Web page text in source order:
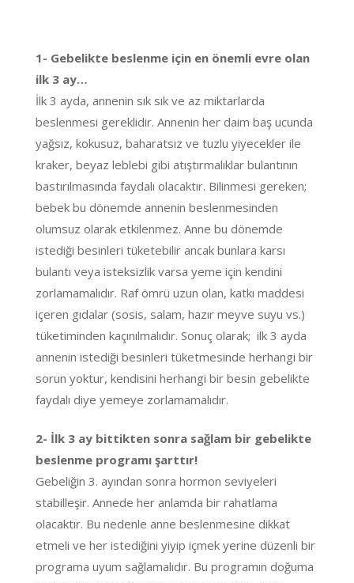
1- Gebelikte beslenme için en önemli evre olan
ilk 3 ay…
İlk 3 ayda, annenin sık sık ve az miktarlarda
beslenmesi gereklidir. Annenin her daim baş ucunda
yağsız, kokusuz, baharatsız ve tuzlu yiyecekler ile
kraker, beyaz leblebi gibi atıştırmalıklar bulantının
bastırılmasında faydalı olacaktır. Bilinmesi gereken;
bebek bu dönemde annenin beslenmesinden
olumsuz olarak etkilenmez. Anne bu dönemde
istediği besinleri tüketebilir ancak bunlara karsı
bulantı veya isteksizlik varsa yeme için kendini
zorlamamalıdır. Raf ömrü uzun olan, katkı maddesi
içeren gıdalar (sosis, salam, hazır meyve suyu vs.)
tüketiminden kaçınılmalıdır. Sonuç olarak; ilk 3 ayda
annenin istediği besinleri tüketmesinde herhangi bir
sorun yoktur, kendisini herhangi bir besin gebelikte
faydalı diye yemeye zorlamamalıdır.
2- İlk 3 ay bittikten sonra sağlam bir gebelikte
beslenme programı şarttır!
Gebeliğin 3. ayından sonra hormon seviyeleri
stabilleşir. Annede her anlamda bir rahatlama
olacaktır. Bu nedenle anne beslenmesine dikkat
etmeli ve her istediğini yiyip içmek yerine düzenli bir
programa uyum sağlamalıdır. Bu programın doğuma